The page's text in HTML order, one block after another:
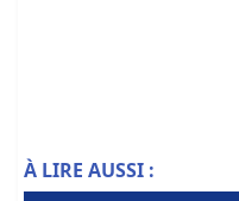
À LIRE AUSSI :